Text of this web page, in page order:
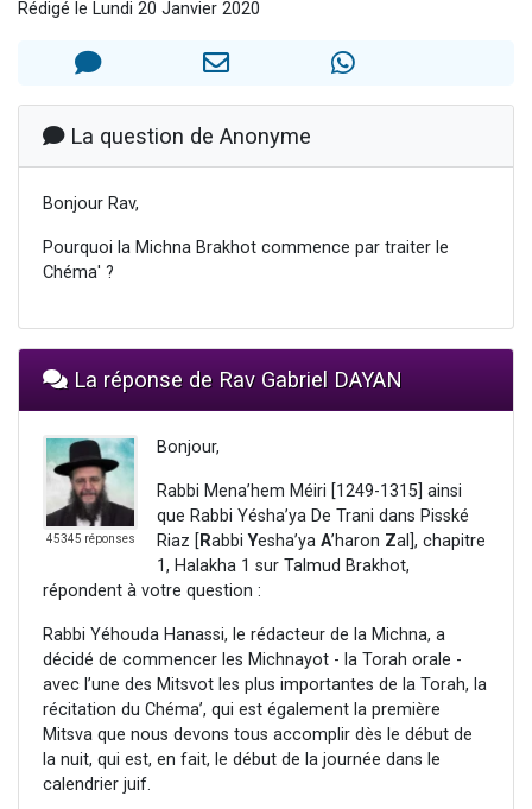
30 personnes viennent de faire un don pour Sauvez la jambe de Yohan
12 nouvelles musiques dans Torah-Box Music
29 personnes viennent de demander une bénédiction
Rédigé le Lundi 20 Janvier 2020
La question de Anonyme
Bonjour Rav,
Pourquoi la Michna Brakhot commence par traiter le
Chéma' ?
La réponse de Rav Gabriel DAYAN
45345 réponses
Bonjour,
Rabbi Mena’hem Méiri [1249-1315] ainsi
que Rabbi Yésha’ya De Trani dans Pisské
Riaz [ Rabbi Yesha’ya A’haron Zal], chapitre
1, Halakha 1 sur Talmud Brakhot,
répondent à votre question :
Rabbi Yéhouda Hanassi, le rédacteur de la Michna, a
décidé de commencer les Michnayot - la Torah orale -
avec l’une des Mitsvot les plus importantes de la Torah, la
récitation du Chéma’, qui est également la première
Mitsva que nous devons tous accomplir dès le début de
la nuit, qui est, en fait, le début de la journée dans le
calendrier juif.